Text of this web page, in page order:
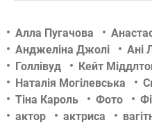
Алла Пугачова
Анджеліна Джолі
Ані
Голлівуд
Кейт
Наталія Могілевська
Тіна Кароль
Фото
актор
актриса